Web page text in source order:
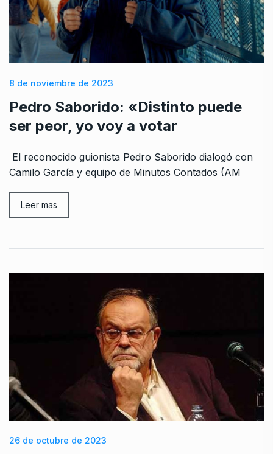
8 de noviembre de 2023
Pedro Saborido: «Distinto puede
ser peor, yo voy a votar
El reconocido guionista Pedro Saborido dialogó con
Camilo García y equipo de Minutos Contados (AM
Leer mas
26 de octubre de 2023